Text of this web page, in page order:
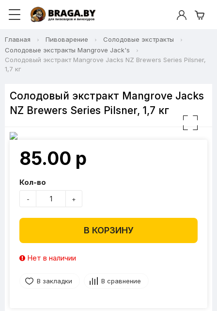
Главная Пивоварение
Солодовые экстракты
Солодовые экстракты Mangrove Jack's
Солодовый экстракт Mangrove Jacks NZ Brewers Series Pilsner,
1,7 кг
Солодовый экстракт Mangrove Jacks
NZ Brewers Series Pilsner, 1,7 кг
85.00 р
Кол-во
- +
В КОРЗИНУ
Нет в наличии
В закладки В сравнение